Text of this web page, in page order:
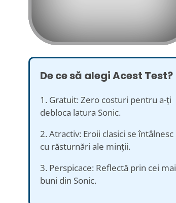
De ce să alegi Acest Test?
1. Gratuit: Zero costuri pentru a-ți
debloca latura Sonic.
2. Atractiv: Eroii clasici se întâlnesc
cu răsturnări ale minții.
3. Perspicace: Reflectă prin cei mai
buni din Sonic.